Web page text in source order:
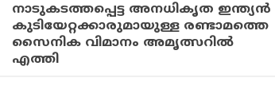
നാടുകടത്തപ്പെട്ട അനധികൃത ഇന്ത്യൻ
കുടിയേറ്റക്കാരുമായുള്ള രണ്ടാമത്തെ
സൈനിക വിമാനം അമൃത്സറിൽ
എത്തി